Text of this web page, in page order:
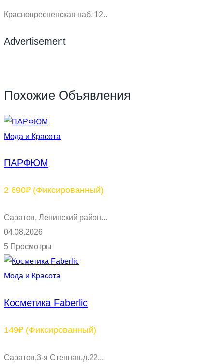
Краснопресненская наб. 12...
Advertisement
Похожие Объявления
Мода и Красота
ПАРФЮМ
2 690₽ (Фиксированный)
Саратов, Ленинский район...
04.08.2026
5 Просмотры
Мода и Красота
Косметика Faberlic
149₽ (Фиксированный)
Саратов,3-я Степная,д.22...